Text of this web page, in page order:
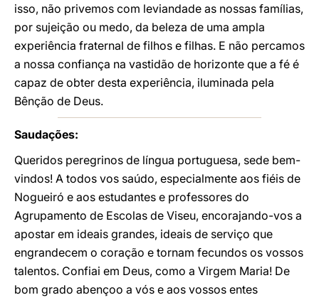
isso, não privemos com leviandade as nossas famílias,
por sujeição ou medo, da beleza de uma ampla
experiência fraternal de filhos e filhas. E não percamos
a nossa confiança na vastidão de horizonte que a fé é
capaz de obter desta experiência, iluminada pela
Bênção de Deus.
Saudações:
Queridos peregrinos de língua portuguesa, sede bem-
vindos! A todos vos saúdo, especialmente aos fiéis de
Nogueiró e aos estudantes e professores do
Agrupamento de Escolas de Viseu, encorajando-vos a
apostar em ideais grandes, ideais de serviço que
engrandecem o coração e tornam fecundos os vossos
talentos. Confiai em Deus, como a Virgem Maria! De
bom grado abençoo a vós e aos vossos entes